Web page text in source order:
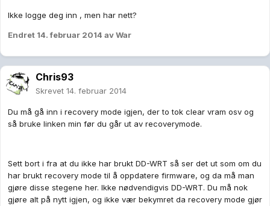
Ikke logge deg inn , men har nett?
Endret 14. februar 2014 av War
Chris93
Skrevet 14. februar 2014
Du må gå inn i recovery mode igjen, der to tok clear vram osv og
så bruke linken min før du går ut av recoverymode.
Sett bort i fra at du ikke har brukt DD-WRT så ser det ut som om du
har brukt recovery mode til å oppdatere firmware, og da må man
gjøre disse stegene her. Ikke nødvendigvis DD-WRT. Du må nok
gjøre alt på nytt igjen, og ikke vær bekymret da recovery mode gjør